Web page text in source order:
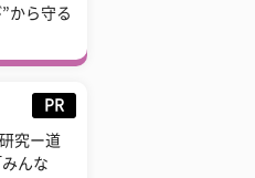
から守る
PR
究ー道
んな